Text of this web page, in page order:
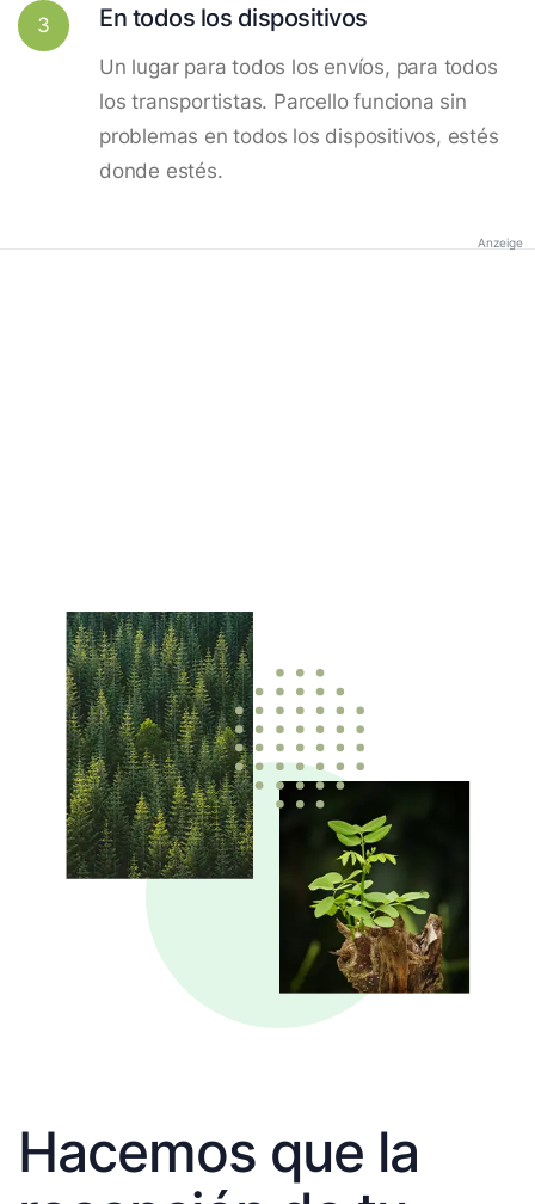
3 En todos los dispositivos
Un lugar para todos los envíos, para todos
los transportistas. Parcello funciona sin
problemas en todos los dispositivos, estés
donde estés.
Anzeige
Hacemos que la